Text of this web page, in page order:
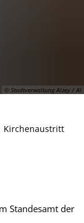
© Stadtverwaltung Alzey / AI
Kirchenaustritt
Standesamt der